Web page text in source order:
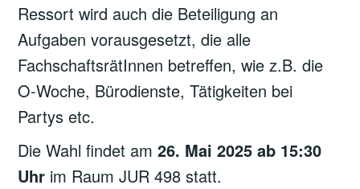
Ressort wird auch die Beteiligung an
Aufgaben vorausgesetzt, die alle
FachschaftsrätInnen betreffen, wie z.B. die
O-Woche, Bürodienste, Tätigkeiten bei
Partys etc.
Die Wahl findet am26. Mai 2025 ab 15:30
Uhr im Raum JUR 498 statt.